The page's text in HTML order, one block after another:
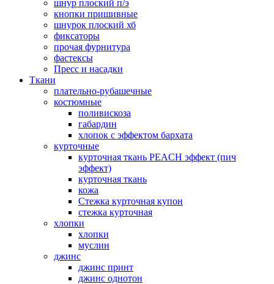
шнур плоский п/э
кнопки пришивные
шнурок плоский хб
фиксаторы
прочая фурнитура
фастексы
Пресс и насадки
Ткани
плательно-рубашечные
костюмные
поливискоза
габардин
хлопок с эффектом бархата
курточные
курточная ткань PEACH эффект (пич
эффект)
курточная ткань
кожа
Стежка курточная купон
стежка курточная
хлопки
хлопки
муслин
джинс
джинс принт
джинс однотон